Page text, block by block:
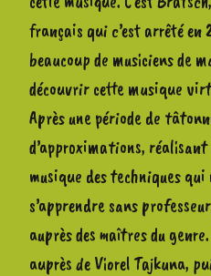
français qui c’est arrêté en
beaucoup de musiciens de
découvrir cette musique
Après une période de
d’approximations,
musique des techniques
s’apprendre sans
auprès des maîtres du
auprès de Viorel Tajkuna,